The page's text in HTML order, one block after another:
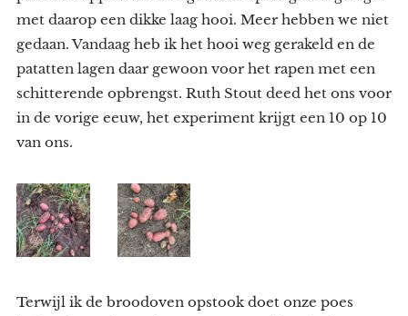
met daarop een dikke laag hooi. Meer hebben we niet
gedaan. Vandaag heb ik het hooi weg gerakeld en de
patatten lagen daar gewoon voor het rapen met een
schitterende opbrengst. Ruth Stout deed het ons voor
in de vorige eeuw, het experiment krijgt een 10 op 10
van ons.
Terwijl ik de broodoven opstook doet onze poes